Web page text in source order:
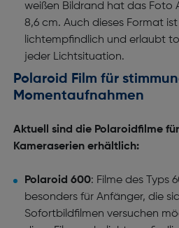
weißen Bildrand hat das Foto
8,6 cm. Auch dieses Format
lichtempfindlich und erlaubt
jeder Lichtsituation.
Polaroid Film für
Momentaufnahmen
Aktuell sind die Polaroidfilme
Kameraserien erhältlich:
Polaroid 600: Filme des Typs
besonders für Anfänger, die
Sofortbildfilmen versuchen